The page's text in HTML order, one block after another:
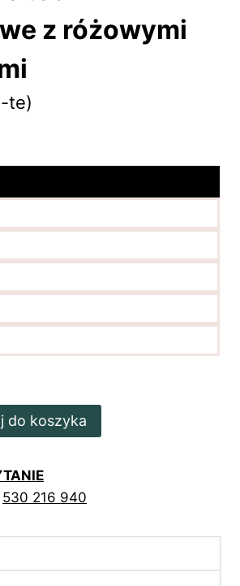
z różowymi
te)
do koszyka
530 216 940